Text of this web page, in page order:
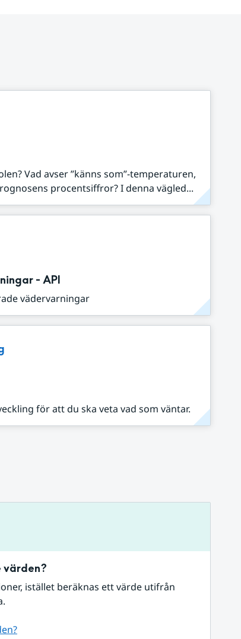
Vad avser ”känns som”-temperaturen,
procentsiffror? I denna vägled...
- API
vädervarningar
för att du ska veta vad som väntar.
värden?
istället beräknas ett värde utifrån